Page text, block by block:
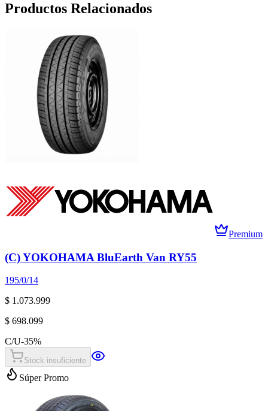
Productos Relacionados
Premium
(C) YOKOHAMA BluEarth Van RY55
195/0/14
$ 1.073.999
$ 698.099
C/U-35%
Stock insuficiente
Súper Promo